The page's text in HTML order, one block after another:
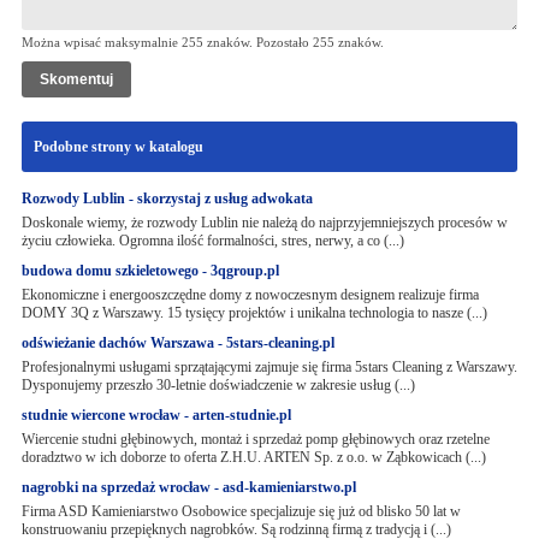
Można wpisać maksymalnie 255 znaków. Pozostało 255 znaków.
Podobne strony w katalogu
Rozwody Lublin - skorzystaj z usług adwokata
Doskonale wiemy, że rozwody Lublin nie należą do najprzyjemniejszych procesów w
życiu człowieka. Ogromna ilość formalności, stres, nerwy, a co (...)
budowa domu szkieletowego - 3qgroup.pl
Ekonomiczne i energooszczędne domy z nowoczesnym designem realizuje firma
DOMY 3Q z Warszawy. 15 tysięcy projektów i unikalna technologia to nasze (...)
odświeżanie dachów Warszawa - 5stars-cleaning.pl
Profesjonalnymi usługami sprzątającymi zajmuje się firma 5stars Cleaning z Warszawy.
Dysponujemy przeszło 30-letnie doświadczenie w zakresie usług (...)
studnie wiercone wrocław - arten-studnie.pl
Wiercenie studni głębinowych, montaż i sprzedaż pomp głębinowych oraz rzetelne
doradztwo w ich doborze to oferta Z.H.U. ARTEN Sp. z o.o. w Ząbkowicach (...)
nagrobki na sprzedaż wrocław - asd-kamieniarstwo.pl
Firma ASD Kamieniarstwo Osobowice specjalizuje się już od blisko 50 lat w
konstruowaniu przepięknych nagrobków. Są rodzinną firmą z tradycją i (...)